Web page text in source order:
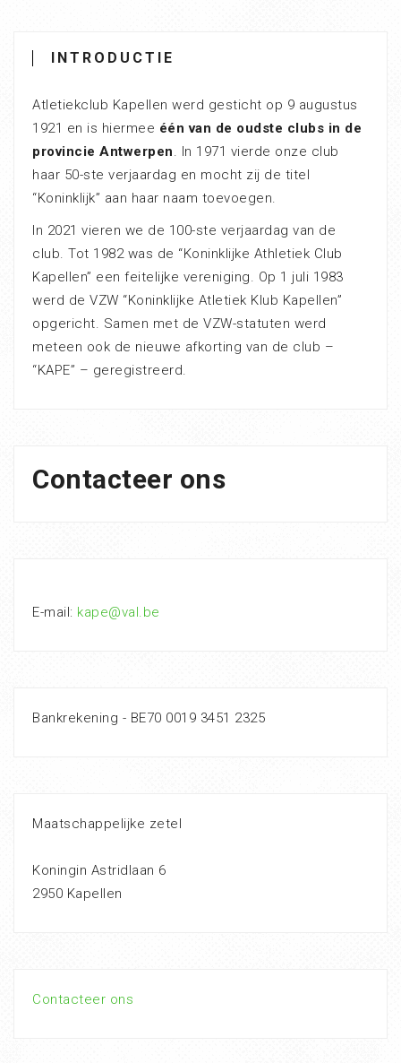
INTRODUCTIE
Atletiekclub Kapellen werd gesticht op 9 augustus
1921 en is hiermee één van de oudste clubs in de
provincie Antwerpen. In 1971 vierde onze club
haar 50-ste verjaardag en mocht zij de titel
“Koninklijk” aan haar naam toevoegen.
In 2021 vieren we de 100-ste verjaardag van de
club. Tot 1982 was de “Koninklijke Athletiek Club
Kapellen” een feitelijke vereniging. Op 1 juli 1983
werd de VZW “Koninklijke Atletiek Klub Kapellen”
opgericht. Samen met de VZW-statuten werd
meteen ook de nieuwe afkorting van de club –
“KAPE” – geregistreerd.
Contacteer ons
E-mail: kape@val.be
Bankrekening - BE70 0019 3451 2325
Maatschappelijke zetel
Koningin Astridlaan 6
2950 Kapellen
Contacteer ons